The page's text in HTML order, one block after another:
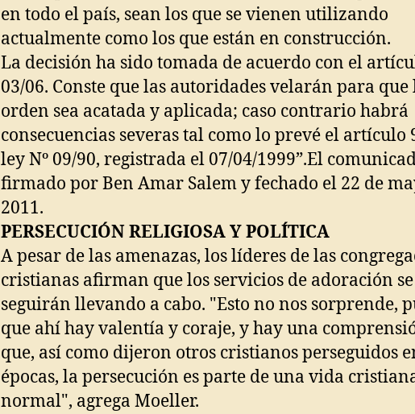
en todo el país, sean los que se vienen utilizando
actualmente como los que están en construcción.
La decisión ha sido tomada de acuerdo con el
03/06. Conste que las autoridades velarán para que
orden sea acatada y aplicada; caso contrario habrá
consecuencias severas tal como lo prevé el artículo
ley Nº 09/90, registrada el 07/04/1999”.El
firmado por Ben Amar Salem y fechado el 22 de
2011.
PERSECUCIÓN RELIGIOSA Y POLÍTICA
A pesar de las amenazas, los líderes de las
cristianas afirman que los servicios de adoración se
seguirán llevando a cabo. "Esto no nos sorprende,
que ahí hay valentía y coraje, y hay una
que, así como dijeron otros cristianos perseguidos
épocas, la persecución es parte de una vida
normal", agrega Moeller.